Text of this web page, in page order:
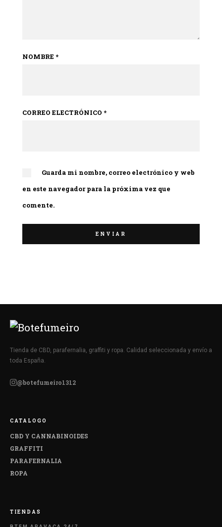
NOMBRE *
CORREO ELECTRÓNICO *
Guarda mi nombre, correo electrónico y web
en este navegador para la próxima vez que
comente.
Tienda de CBD, parafernalia, graffiti y ropa. Calidad seleccionada y envío a
toda España.
@botefumeiro1312
CATALOGO
CBD Y CANNABINOIDES
GRAFFITI
PARAFERNALIA
ROPA
TIENDAS